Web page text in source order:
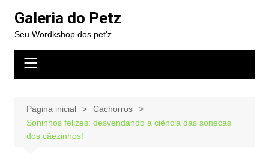
para
conteúdo
Galeria do Petz
Seu Wordkshop dos pet'z
Página inicial
Cachorros
Soninhos felizes: desvendando a ciência das sonecas
dos cãezinhos!